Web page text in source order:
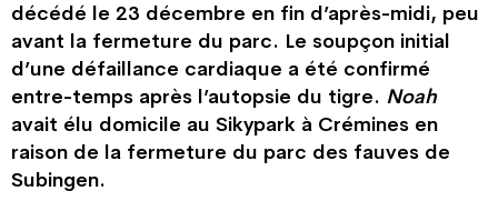
décédé le 23 décembre en fin d’après-midi, peu
avant la fermeture du parc. Le soupçon initial
d’une défaillance cardiaque a été confirmé
entre-temps après l’autopsie du tigre. Noah
avait élu domicile au Sikypark à Crémines en
raison de la fermeture du parc des fauves de
Subingen.